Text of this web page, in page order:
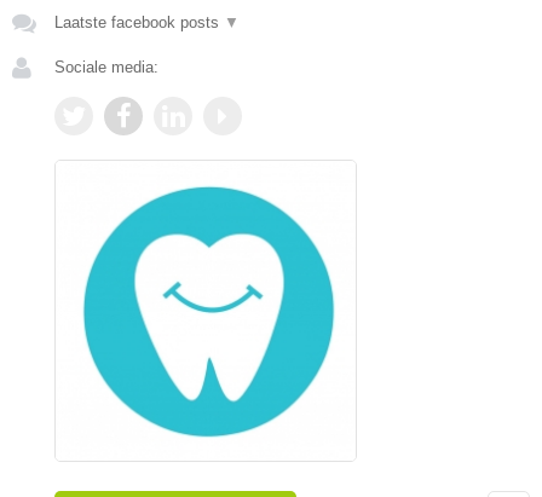
Laatste facebook posts ▼
Sociale media: